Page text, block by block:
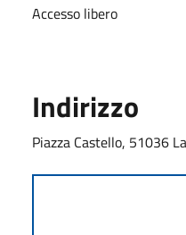
Accesso libero
Indirizzo
Piazza Castello, 51036